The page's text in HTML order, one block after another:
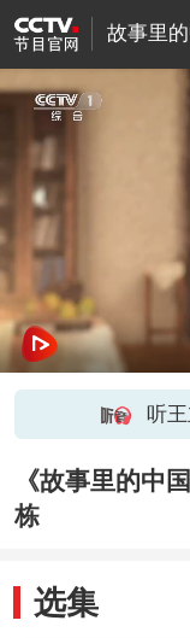
故事里的
听
《故事里的中
栋
选集